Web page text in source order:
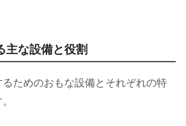
主な設備と役割
ためのおもな設備とそれぞれの特